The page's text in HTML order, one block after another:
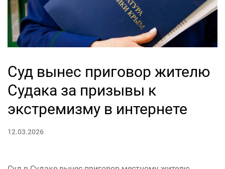
Суд вынес приговор жителю
Судака за призывы к
экстремизму в интернете
12.03.2026